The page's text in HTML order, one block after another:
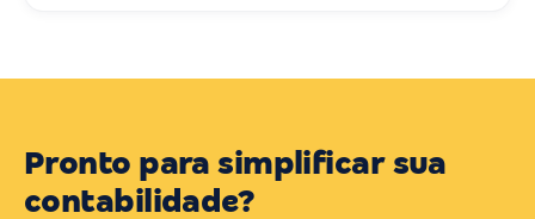
Pronto para simplificar sua
contabilidade?